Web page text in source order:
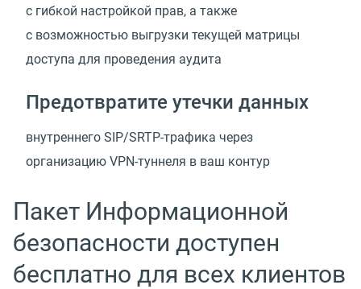
с гибкой настройкой прав, а также
с возможностью выгрузки текущей матрицы
доступа для проведения аудита
Предотвратите утечки данных
внутреннего SIP/SRTP-трафика через
организацию VPN-туннеля в ваш контур
Пакет Информационной
безопасности доступен
бесплатно для всех клиентов